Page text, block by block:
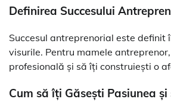
Definirea Succesului
Succesul antreprenorial este
visurile. Pentru mamele
profesională și să îți construiești o
Cum să îți Găsești Pasiunea